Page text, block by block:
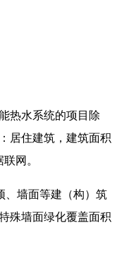
热水系统的项目除
居住建筑，建筑面积
网。
、墙面等建（构）筑
殊墙面绿化覆盖面积